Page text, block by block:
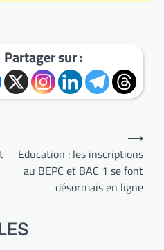
Partager sur :
Education : les inscriptions
au BEPC et BAC 1 se font
désormais en ligne
⟶